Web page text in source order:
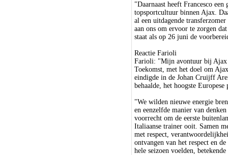
"Daarnaast heeft Francesco
topsportcultuur binnen Ajax.
al een uitdagende
aan ons om ervoor te zorgen
staat als op 26 juni de
Reactie Farioli
Farioli: "Mijn avontuur bij Ajax
Toekomst, met het doel om
eindigde in de Johan Cruijff
behaalde, het hoogste
"We wilden nieuwe energie
en eenzelfde manier van
voorrecht om de eerste
Italiaanse trainer ooit. Samen
met respect,
ontvangen van het respect en
hele seizoen voelden,